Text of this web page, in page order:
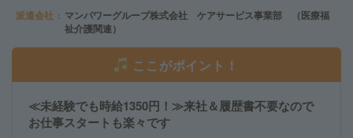
派遣会社
マンパワーグループ株式会社 ケアサービス事業部 （医療福
祉介護関連）
ここがポイント！
≪未経験でも時給1350円！≫来社＆履歴書不要なので
お仕事スタートも楽々です